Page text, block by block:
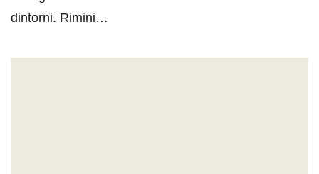
dintorni. Rimini…